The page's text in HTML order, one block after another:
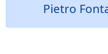
Pietro